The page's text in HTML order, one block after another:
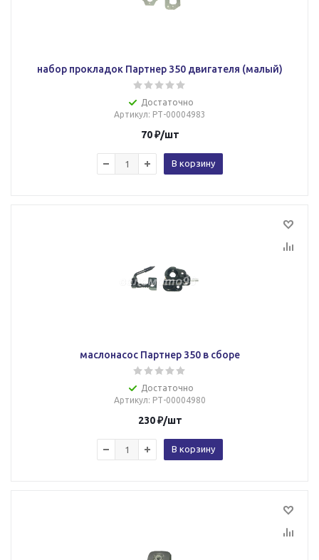
набор прокладок Партнер 350 двигателя (малый)
Достаточно
Артикул: РТ-00004983
70₽/шт
В корзину
маслонасос Партнер 350 в сборе
Достаточно
Артикул: РТ-00004980
230₽/шт
В корзину